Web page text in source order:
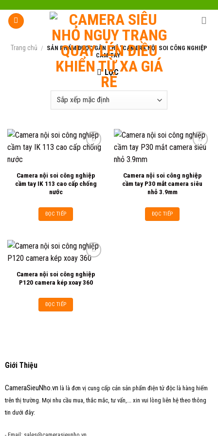
content
Trang chủ / SẢN PHẨM ĐƯỢC GẮN THẺ “CAMERA NỘI SOI CÔNG NGHIỆP
CẦM TAY”
LỌC
wishlist
Camera nội soi công nghiệp
cầm tay IK 113 cao cấp chống
nước
ĐỌC TIẾP
wishlist
Camera nội soi công nghiệp
cầm tay P30 mắt camera siêu
nhỏ 3.9mm
ĐỌC TIẾP
Add to
Camera nội soi công nghiệp
P120 camera kép xoay 360
ĐỌC TIẾP
Giới Thiệu
CameraSieuNho.vn là là đơn vị cung cấp cản sản phẩm điện tử độc là hàng hiếm
trên thị trường. Mọi nhu cầu mua, thắc mắc, tư vấn,... xin vui lòng liên hệ theo thông
tin dưới đây: